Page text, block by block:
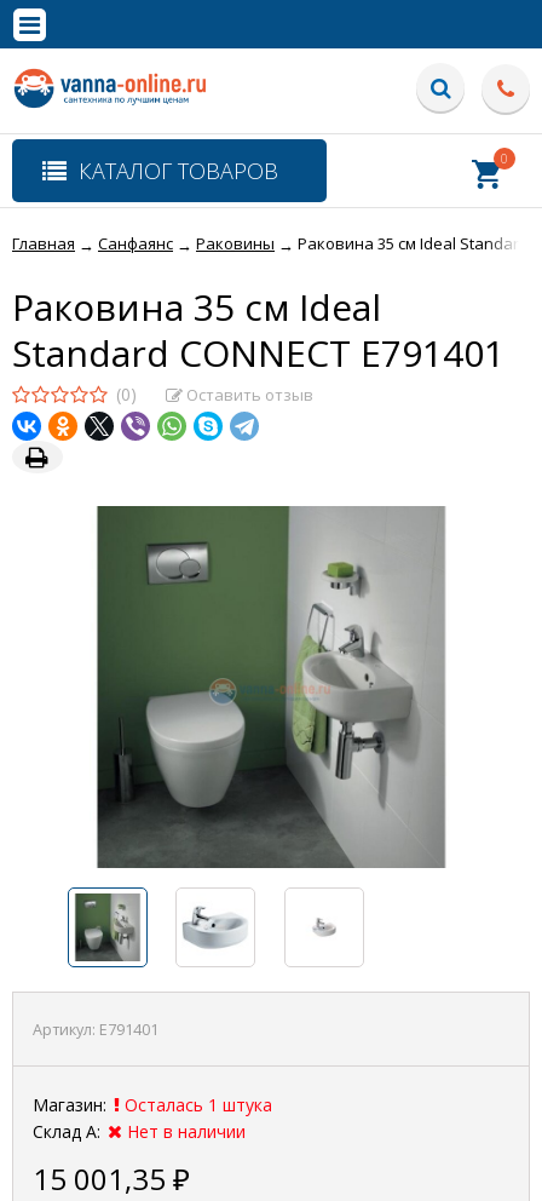
Полная версия сайта
КАТАЛОГ ТОВАРОВ 0
Главная → Санфаянс → Раковины → Раковина 35 см Ideal Standard
Раковина 35 см Ideal
Standard CONNECT E791401
(0) Оставить отзыв
Артикул: E791401
Магазин:
Осталась 1 штука
Склад А:
Нет в наличии
15 001,35 ₽